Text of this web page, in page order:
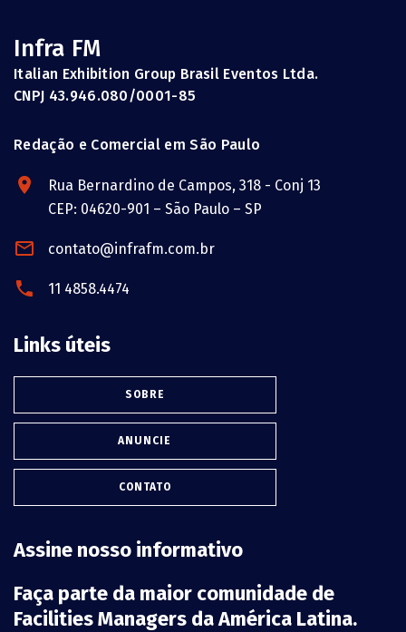
Infra FM
Italian Exhibition Group Brasil Eventos Ltda.
CNPJ 43.946.080/0001-85
Redação e Comercial em São Paulo
Rua Bernardino de Campos, 318 - Conj 13
CEP: 04620-901 – São Paulo – SP
contato@infrafm.com.br
11 4858.4474
Links úteis
SOBRE
ANUNCIE
CONTATO
Assine nosso informativo
Faça parte da maior comunidade de
Facilities Managers da América Latina.